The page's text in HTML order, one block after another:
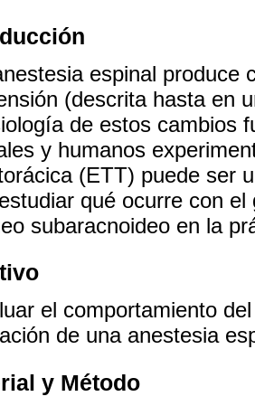
espinal produce
(descrita hasta en
de estos cambios
y humanos
(ETT) puede ser
qué ocurre con
subaracnoideo en la
el comportamiento
de una anestesia
y Método